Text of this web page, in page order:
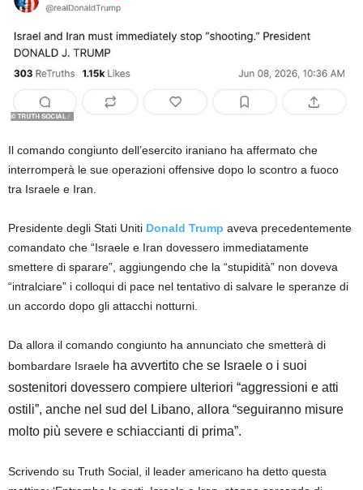
Il comando congiunto dell’esercito iraniano ha affermato che
interromperà le sue operazioni offensive dopo lo scontro a fuoco
tra Israele e Iran.
Presidente degli Stati Uniti Donald Trump aveva precedentemente
comandato che “Israele e Iran dovessero immediatamente
smettere di sparare”, aggiungendo che la “stupidità” non doveva
“intralciare” i colloqui di pace nel tentativo di salvare le speranze di
un accordo dopo gli attacchi notturni.
Da allora il comando congiunto ha annunciato che smetterà di
bombardare Israele ha avvertito che se Israele o i suoi
sostenitori dovessero compiere ulteriori “aggressioni e atti
ostili”, anche nel sud del Libano, allora “seguiranno misure
molto più severe e schiaccianti di prima”.
Scrivendo su Truth Social, il leader americano ha detto questa